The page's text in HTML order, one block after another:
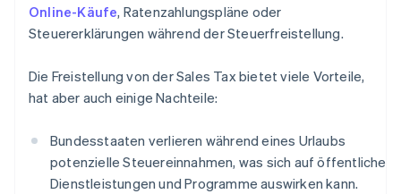
Online-Käufe, Ratenzahlungspläne oder
Steuererklärungen während der Steuerfreistellung.
Die Freistellung von der Sales Tax bietet viele Vorteile,
hat aber auch einige Nachteile:
Bundesstaaten verlieren während eines Urlaubs
potenzielle Steuereinnahmen, was sich auf öffentliche
Dienstleistungen und Programme auswirken kann.